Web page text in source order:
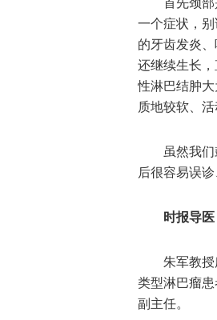
首先颈部是
一个症状，
的牙齿发炎
还继续生长
性淋巴结肿
质地较软、活
虽然我们鼓
后很容易误
时报导医
朱军教
类型淋巴瘤
副主任。